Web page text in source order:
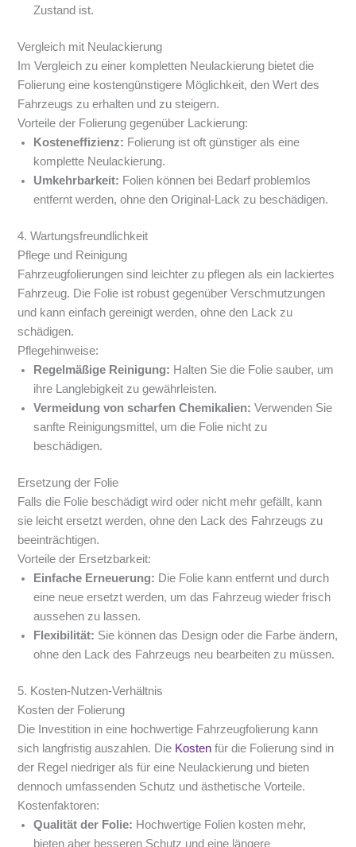
Zustand ist.
Vergleich mit Neulackierung
Im Vergleich zu einer kompletten Neulackierung bietet die
Folierung eine kostengünstigere Möglichkeit, den Wert des
Fahrzeugs zu erhalten und zu steigern.
Vorteile der Folierung gegenüber Lackierung:
Kosteneffizienz: Folierung ist oft günstiger als eine
komplette Neulackierung.
Umkehrbarkeit: Folien können bei Bedarf problemlos
entfernt werden, ohne den Original-Lack zu beschädigen.
4. Wartungsfreundlichkeit
Pflege und Reinigung
Fahrzeugfolierungen sind leichter zu pflegen als ein lackiertes
Fahrzeug. Die Folie ist robust gegenüber Verschmutzungen
und kann einfach gereinigt werden, ohne den Lack zu
schädigen.
Pflegehinweise:
Regelmäßige Reinigung: Halten Sie die Folie sauber, um
ihre Langlebigkeit zu gewährleisten.
Vermeidung von scharfen Chemikalien: Verwenden Sie
sanfte Reinigungsmittel, um die Folie nicht zu
beschädigen.
Ersetzung der Folie
Falls die Folie beschädigt wird oder nicht mehr gefällt, kann
sie leicht ersetzt werden, ohne den Lack des Fahrzeugs zu
beeinträchtigen.
Vorteile der Ersetzbarkeit:
Einfache Erneuerung: Die Folie kann entfernt und durch
eine neue ersetzt werden, um das Fahrzeug wieder frisch
aussehen zu lassen.
Flexibilität: Sie können das Design oder die Farbe ändern,
ohne den Lack des Fahrzeugs neu bearbeiten zu müssen.
5. Kosten-Nutzen-Verhältnis
Kosten der Folierung
Die Investition in eine hochwertige Fahrzeugfolierung kann
sich langfristig auszahlen. Die Kosten für die Folierung sind in
der Regel niedriger als für eine Neulackierung und bieten
dennoch umfassenden Schutz und ästhetische Vorteile.
Kostenfaktoren:
Qualität der Folie: Hochwertige Folien kosten mehr,
bieten aber besseren Schutz und eine längere